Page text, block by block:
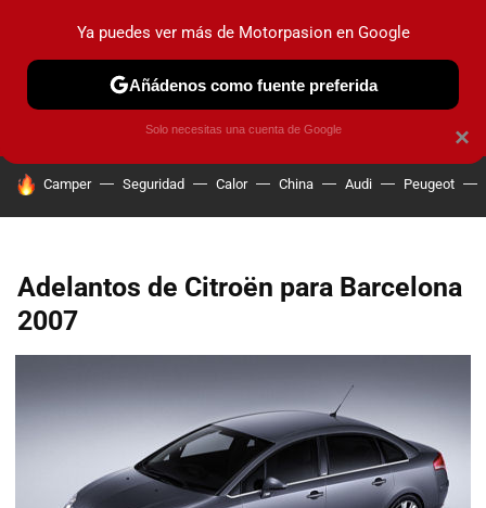
PRUEBAS COCHES ELÉCTRICOS OBSERVATORIO
HOY SE HABLA DE
Camper Seguridad Calor China Audi Peugeot
Adelantos de Citroën para Barcelona
2007
×
Ya puedes ver más de Motorpasion en Google
Añádenos como fuente preferida
Solo necesitas una cuenta de Google